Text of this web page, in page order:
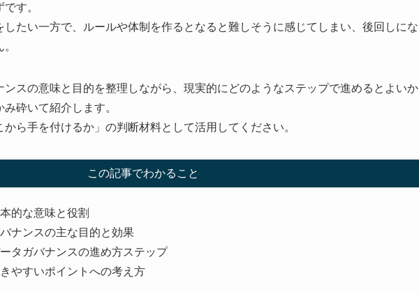
す。
たい一方で、ルールや体制を作るとなると難しそうに感じてしまい、後回しにな
ンスの意味と目的を整理しながら、現実的にどのようなステップで進めるとよいか
砕いて紹介します。
ら手を付けるか」の判断材料として活用してください。
この記事でわかること
的な意味と役割
ナンスの主な目的と効果
タガバナンスの進め方ステップ
やすいポイントへの考え方